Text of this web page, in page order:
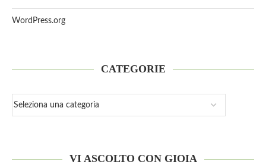
WordPress.org
CATEGORIE
VI ASCOLTO CON GIOIA